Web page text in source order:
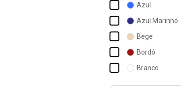
Azul
Azul Marinho
Bege
Bordô
Branco
Bronze